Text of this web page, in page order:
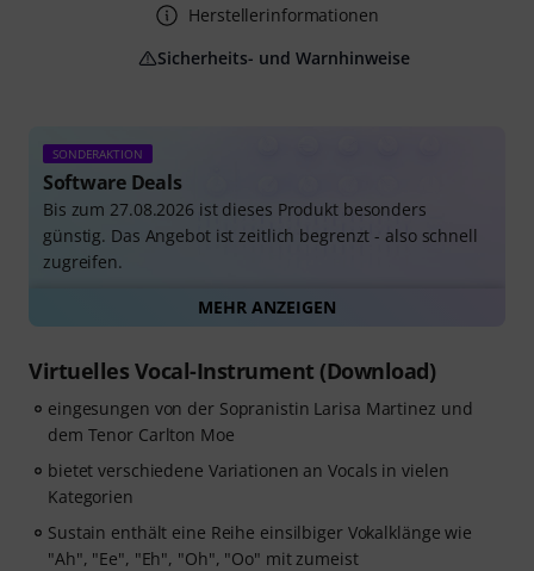
SONDERAKTION
Software Deals
Bis zum 27.08.2026 ist dieses Produkt besonders
günstig. Das Angebot ist zeitlich begrenzt - also schnell
zugreifen.
Alle Software Deals auf einen Blick
MEHR ANZEIGEN
Virtuelles Vocal-Instrument (Download)
eingesungen von der Sopranistin Larisa Martinez und
dem Tenor Carlton Moe
bietet verschiedene Variationen an Vocals in vielen
Kategorien
Sustain enthält eine Reihe einsilbiger Vokalklänge wie
"Ah", "Ee", "Eh", "Oh", "Oo" mit zumeist
Herstellerinformationen
Sicherheits- und Warnhinweise